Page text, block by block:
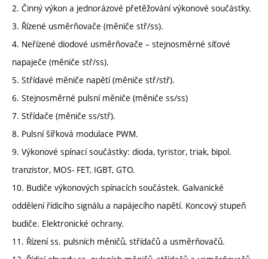
2. Činný výkon a jednorázové přetěžování výkonové součástky.
3. Řízené usměrňovače (měniče stř/ss).
4. Neřízené diodové usměrňovače – stejnosměrné síťové
napaječe (měniče stř/ss).
5. Střídavé měniče napětí (měniče stř/stř).
6. Stejnosměrné pulsní měniče (měniče ss/ss)
7. Střídače (měniče ss/stř).
8. Pulsní šířková modulace PWM.
9. Výkonové spínací součástky: dioda, tyristor, triak, bipol.
tranzistor, MOS- FET, IGBT, GTO.
10. Budiče výkonových spínacích součástek. Galvanické
oddělení řídicího signálu a napájecího napětí. Koncový stupeň
budiče. Elektronické ochrany.
11. Řízení ss. pulsních měničů, střídačů a usměrňovačů.